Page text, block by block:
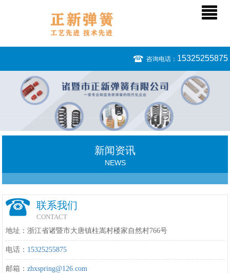
咨询电话： 15325255875
新闻资讯
NEWS
联系我们
CONTACT
地址：浙江省诸暨市大唐镇柱嵩村楼家自然村766号
电话： 15325255875
邮箱：zhxspring@126.com